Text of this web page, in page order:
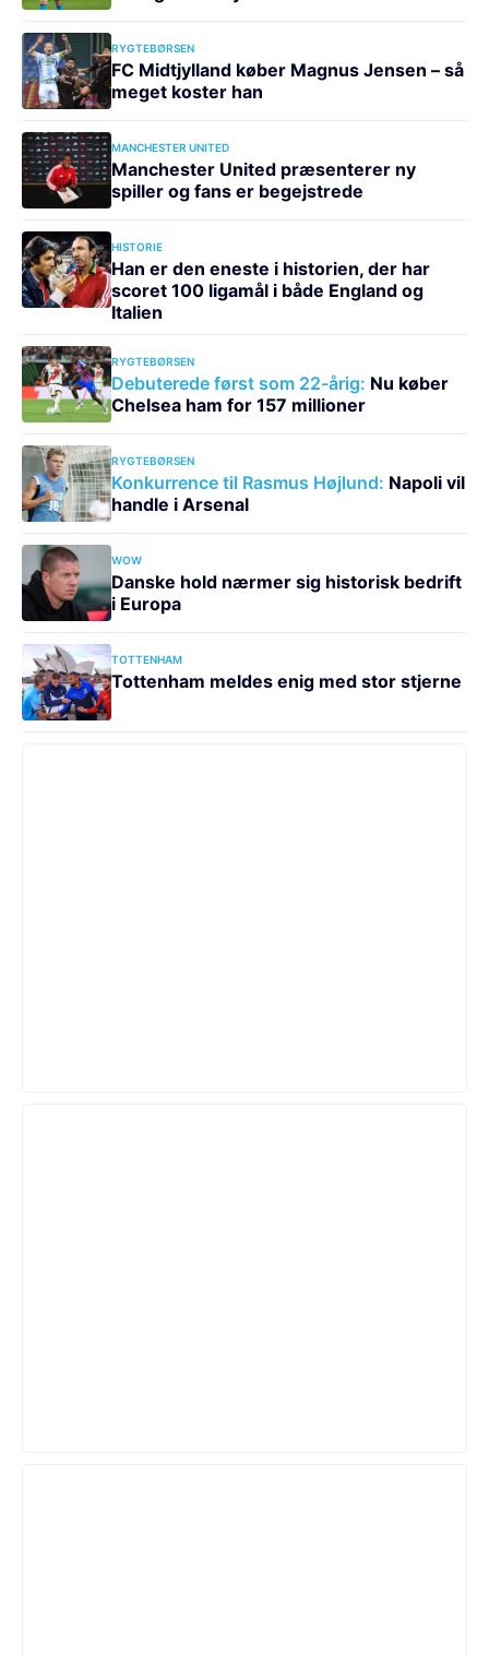
RYGTEBØRSEN
FC Midtjylland køber Magnus Jensen – så
meget koster han
MANCHESTER UNITED
Manchester United præsenterer ny
spiller og fans er begejstrede
HISTORIE
Han er den eneste i historien, der har
scoret 100 ligamål i både England og
Italien
RYGTEBØRSEN
Debuterede først som 22-årig: Nu køber
Chelsea ham for 157 millioner
RYGTEBØRSEN
Konkurrence til Rasmus Højlund: Napoli vil
handle i Arsenal
WOW
Danske hold nærmer sig historisk bedrift
i Europa
TOTTENHAM
Tottenham meldes enig med stor stjerne